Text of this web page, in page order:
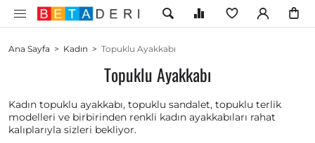
Ana Sayfa > Kadın > Topuklu Ayakkabı
Topuklu Ayakkabı
Kadın topuklu ayakkabı, topuklu sandalet, topuklu terlik
modelleri ve birbirinden renkli kadın ayakkabıları rahat
kalıplarıyla sizleri bekliyor.